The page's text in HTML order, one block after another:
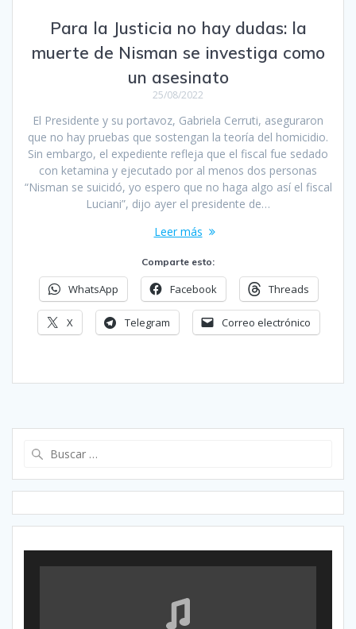
Para la Justicia no hay dudas: la
muerte de Nisman se investiga como
un asesinato
25/08/2022
El Presidente y su portavoz, Gabriela Cerruti, aseguraron
que no hay pruebas que sostengan la teoría del homicidio.
Sin embargo, el expediente refleja que el fiscal fue sedado
con ketamina y ejecutado por al menos dos personas
“Nisman se suicidó, yo espero que no haga algo así el fiscal
Luciani”, dijo ayer el presidente de…
Leer más
Comparte esto:
WhatsApp Facebook Threads
X Telegram Correo electrónico